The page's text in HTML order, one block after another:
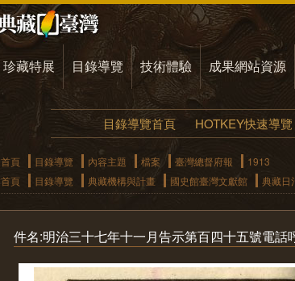
珍藏特展 目錄導覽 技術體驗 成果網站資源
目錄導覽首頁 HOTKEY快速導覽
首頁 目錄導覽 內容主題 檔案 臺灣總督府報
1913
首頁
目錄導覽 典藏機構與計畫 國史館臺灣文獻館 典藏日
件名:明治三十七年十一月告示第百四十五號電話